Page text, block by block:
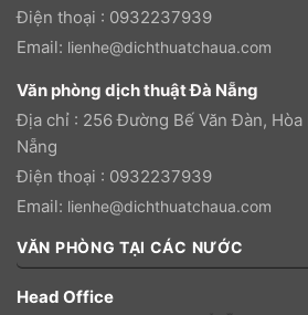
Điện thoại : 0932237939
Email: lienhe@dichthuatchaua.com
Văn phòng dịch thuật Đà Nẵng
Địa chỉ : 256 Đường Bế Văn Đàn,
Nẵng
Điện thoại : 0932237939
Email: lienhe@dichthuatchaua.com
VĂN PHÒNG TẠI CÁC NƯỚC
Head Office